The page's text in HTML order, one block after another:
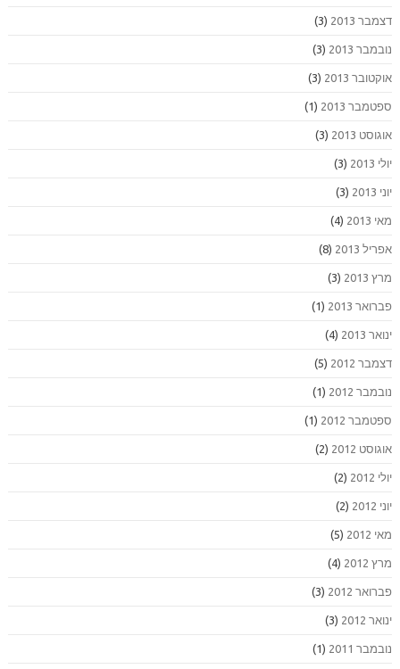
דצמבר 2013 (3)
נובמבר 2013 (3)
אוקטובר 2013 (3)
ספטמבר 2013 (1)
אוגוסט 2013 (3)
יולי 2013 (3)
יוני 2013 (3)
מאי 2013 (4)
אפריל 2013 (8)
מרץ 2013 (3)
פברואר 2013 (1)
ינואר 2013 (4)
דצמבר 2012 (5)
נובמבר 2012 (1)
ספטמבר 2012 (1)
אוגוסט 2012 (2)
יולי 2012 (2)
יוני 2012 (2)
מאי 2012 (5)
מרץ 2012 (4)
פברואר 2012 (3)
ינואר 2012 (3)
נובמבר 2011 (1)